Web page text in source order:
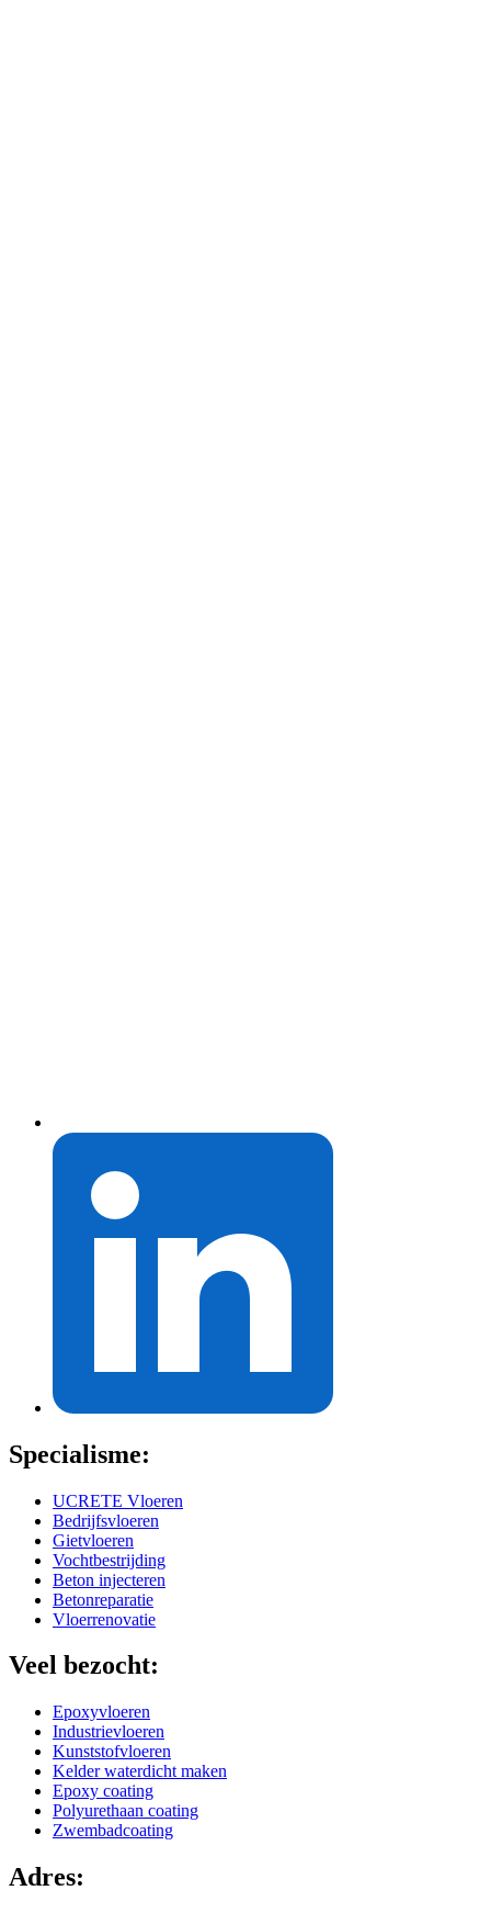
Specialisme:
UCRETE Vloeren
Bedrijfsvloeren
Gietvloeren
Vochtbestrijding
Beton injecteren
Betonreparatie
Vloerrenovatie
Veel bezocht:
Epoxyvloeren
Industrievloeren
Kunststofvloeren
Kelder waterdicht maken
Epoxy coating
Polyurethaan coating
Zwembadcoating
Adres: